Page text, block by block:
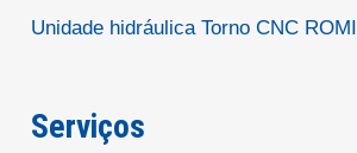
Unidade hidráulica Torno CNC ROMI
Serviços